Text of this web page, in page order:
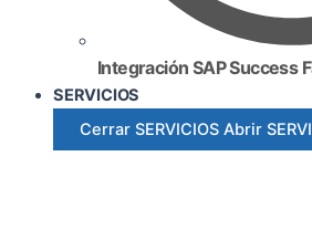
Integración SAP Success
SERVICIOS
Cerrar SERVICIOS Abrir